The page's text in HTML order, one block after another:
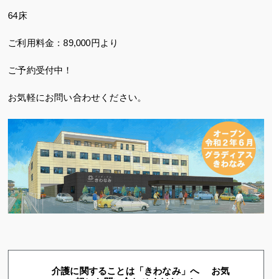
64床
ご利用料金：89,000円より
ご予約受付中！
お気軽にお問い合わせください。
介護に関することは「きわなみ」へ お気